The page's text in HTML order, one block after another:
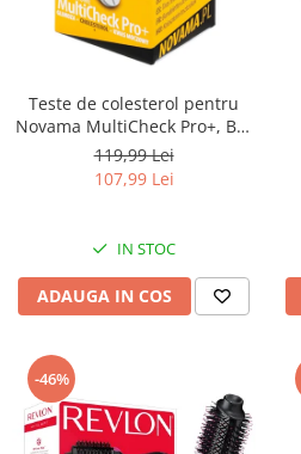
Teste de colesterol pentru
Novama MultiCheck Pro+, BK-
C2, 10 teste/ cutie
119,99 Lei
107,99 Lei
IN STOC
ADAUGA IN COS
-46%